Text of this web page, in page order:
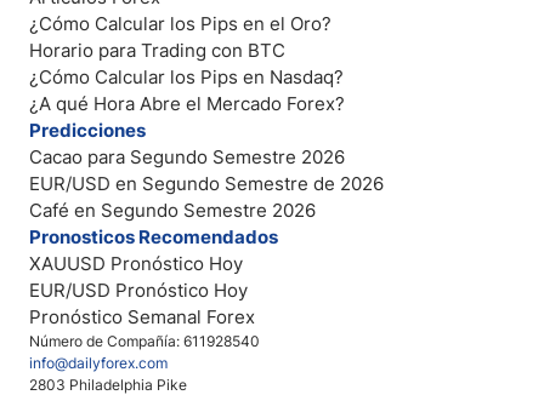
Número de Compañía: 611928540
info@dailyforex.com
2803 Philadelphia Pike
¿Cómo Calcular los Pips en el Oro?
Horario para Trading con BTC
¿Cómo Calcular los Pips en Nasdaq?
¿A qué Hora Abre el Mercado Forex?
Predicciones
Cacao para Segundo Semestre 2026
EUR/USD en Segundo Semestre de 2026
Café en Segundo Semestre 2026
Pronosticos Recomendados
XAUUSD Pronóstico Hoy
EUR/USD Pronóstico Hoy
Pronóstico Semanal Forex